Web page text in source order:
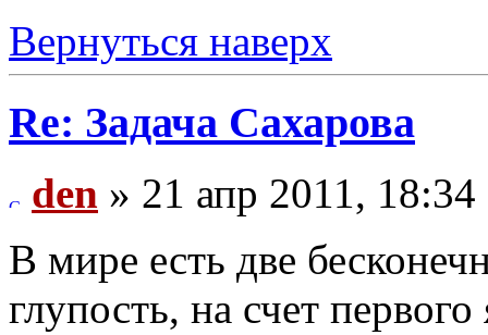
Вернуться наверх
Re: Задача Сахарова
den » 21 апр 2011, 18:34
В мире есть две
глупость, на счет